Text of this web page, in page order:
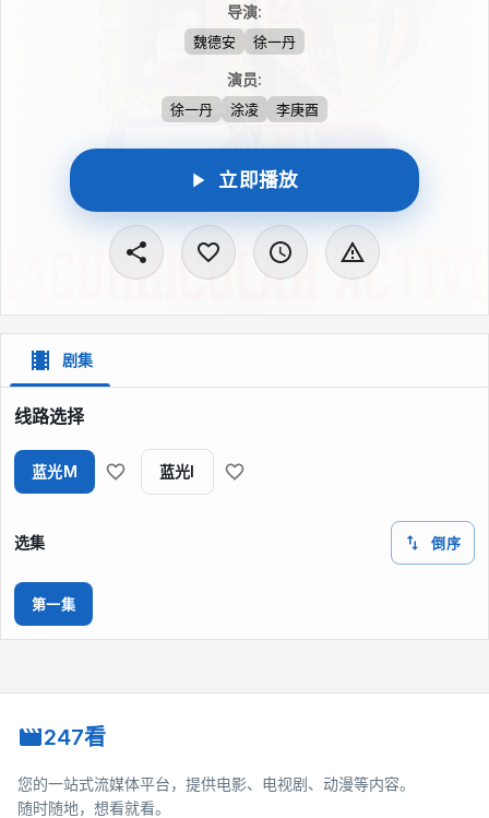
念。
导演:
魏德安 徐一丹
演员:
徐一丹 涂凌 李庚酉
立即播放
剧集
线路选择
蓝光M 蓝光I
选集 倒序
第一集
247看
您的一站式流媒体平台，提供电影、电视剧、动漫等内容。
随时随地，想看就看。